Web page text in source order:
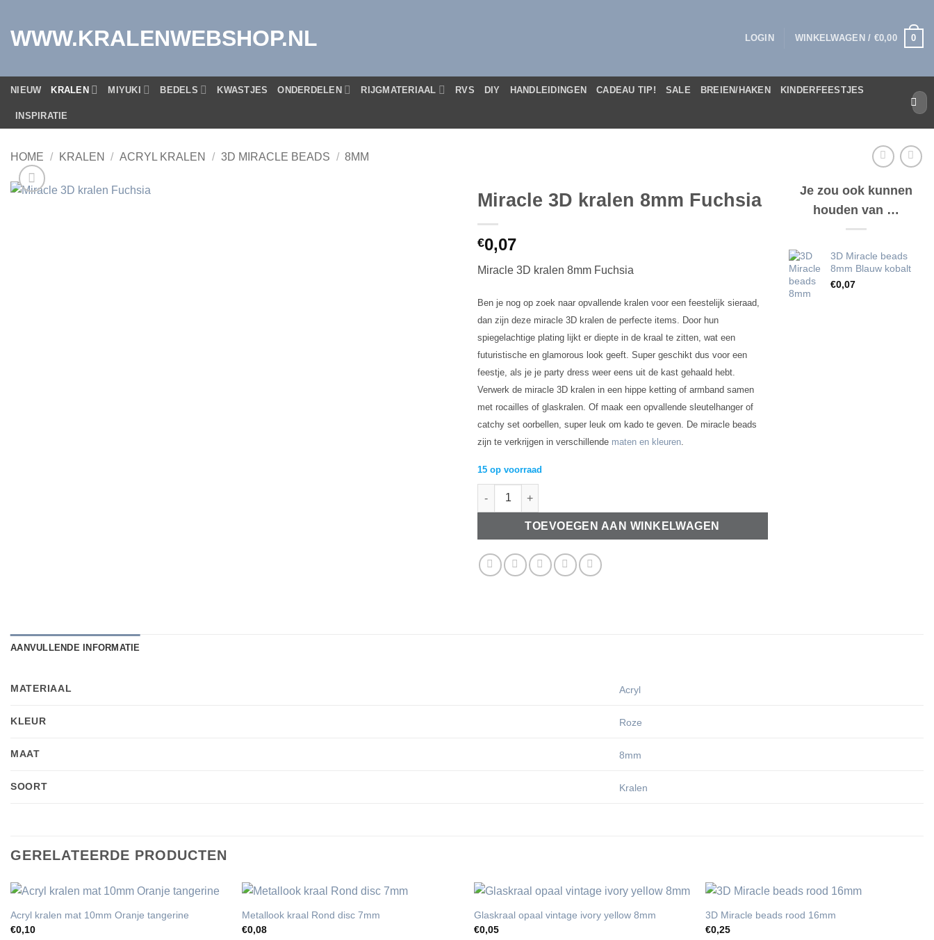
inhoud
WWW.KRALENWEBSHOP.NL LOGIN WINKELWAGEN / €0,00 0
NIEUW KRALEN MIYUKI BEDELS KWASTJES ONDERDELEN RIJGMATERIAAL RVS DIY HANDLEIDINGEN CADEAU TIP! SALE BREIEN/HAKEN KINDERFEESTJES
INSPIRATIE
naar:
HOME / KRALEN / ACRYL KRALEN / 3D MIRACLE BEADS / 8MM
Miracle 3D kralen 8mm Fuchsia
€0,07
Miracle 3D kralen 8mm Fuchsia
Ben je nog op zoek naar opvallende kralen voor een feestelijk sieraad,
dan zijn deze miracle 3D kralen de perfecte items. Door hun
spiegelachtige plating lijkt er diepte in de kraal te zitten, wat een
futuristische en glamorous look geeft. Super geschikt dus voor een
feestje, als je je party dress weer eens uit de kast gehaald hebt.
Verwerk de miracle 3D kralen in een hippe ketting of armband samen
met rocailles of glaskralen. Of maak een opvallende sleutelhanger of
catchy set oorbellen, super leuk om kado te geven. De miracle beads
zijn te verkrijgen in verschillende maten en kleuren
15 op voorraad
Miracle 3D kralen 8mm Fuchsia aantal
TOEVOEGEN AAN WINKELWAGEN
Je zou ook kunnen
houden van …
3D Miracle beads
8mm Blauw kobalt
€0,07
AANVULLENDE INFORMATIE
MATERIAAL Acryl
KLEUR Roze
MAAT 8mm
SOORT Kralen
GERELATEERDE PRODUCTEN
Acryl kralen mat 10mm Oranje tangerine
€0,10
Metallook kraal Rond disc 7mm
€0,08
Glaskraal opaal vintage ivory yellow 8mm
€0,05
3D Miracle beads rood 16mm
€0,25